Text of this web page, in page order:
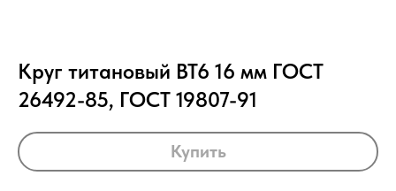
Круг титановый ВТ6 16 мм ГОСТ
26492-85, ГОСТ 19807-91
Купить